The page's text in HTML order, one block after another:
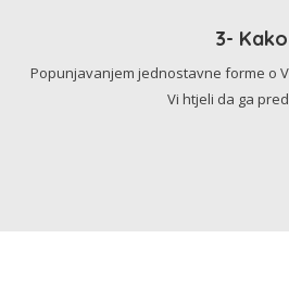
3- Kako
Popunjavanjem jednostavne forme o
Vi htjeli da ga